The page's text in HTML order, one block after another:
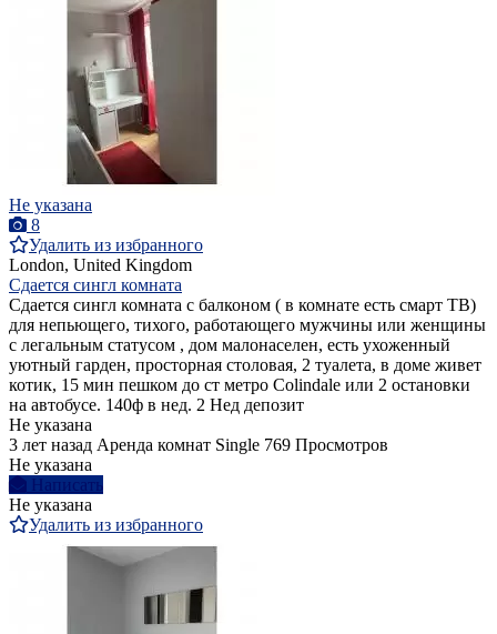
Не указана
8
Удалить из избранного
London, United Kingdom
Сдается сингл комната
Сдается сингл комната с балконом ( в комнате есть смарт ТВ)
для непьющего, тихого, работающего мужчины или женщины
с легальным статусом , дом малонаселен, есть ухоженный
уютный гарден, просторная столовая, 2 туалета, в доме живет
котик, 15 мин пешком до ст метро Colindale или 2 остановки
на автобусе. 140ф в нед. 2 Нед депозит
Не указана
3 лет назад Аренда комнат Single 769 Просмотров
Не указана
Написать
Не указана
Удалить из избранного